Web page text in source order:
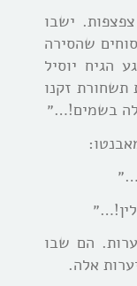
ישבו
שהסירה
הגיח יוסיל
זקנו
בשמים!…״
הם שבו
אלה.